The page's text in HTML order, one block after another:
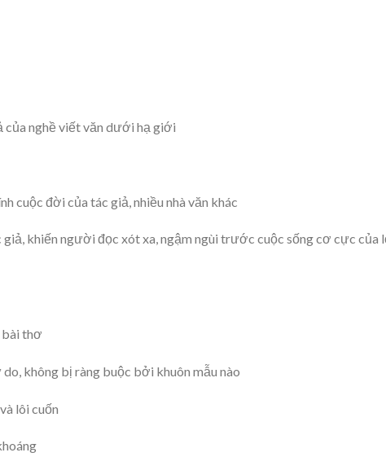
của nghề viết văn dưới hạ giới
cuộc đời của tác giả, nhiều nhà văn khác
khiến người đọc xót xa, ngậm ngùi trước cuộc sống cơ cực của
bài thơ
không bị ràng buộc bởi khuôn mẫu nào
lôi cuốn